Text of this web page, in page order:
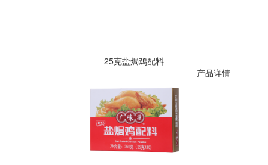
25克盐焗鸡配料
产品详情